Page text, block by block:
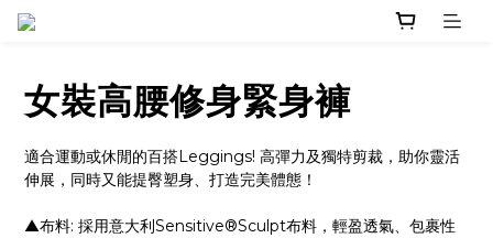
女裝高腰修身緊身褲
適合運動或休閒的百搭Leggings! 高彈力及獨特剪裁，助你靈活
伸展，同時又能提臀塑身、打造完美體態！
▲布料: 採用意大利Sensitive®Sculpt布料，輕盈透氣、包裹性